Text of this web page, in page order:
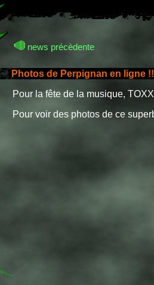
news précèdente
Photos de Perpignan en ligne !!
Pour la fête de la musique,
Pour voir des photos de ce